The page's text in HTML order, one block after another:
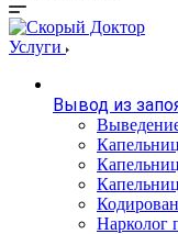
Услуги
Вывод из
Нарколог